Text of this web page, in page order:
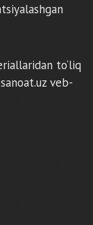
to‘liq
veb-